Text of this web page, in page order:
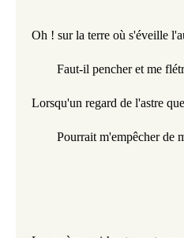
Oh ! sur la terre où s'éveille
Faut-il pencher et me
Lorsqu'un regard de l'astre
Pourrait m'empêcher de